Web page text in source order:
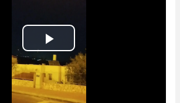
Play
Video